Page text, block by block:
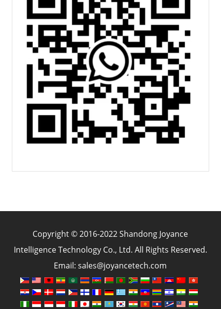
Copyright © 2016-2022 Shandong Joyance
Intelligence Technology Co., Ltd. All Rights Reserved.
Email: sales@joyancetech.com